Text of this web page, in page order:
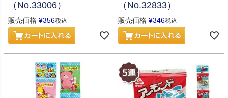
（No.33006）
販売価格 ¥356税込
（No.32833）
販売価格 ¥346税込